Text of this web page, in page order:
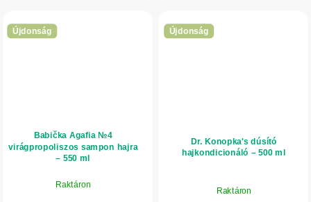
Újdonság
Babička Agafia №4
virágpropoliszos sampon hajra
– 550 ml
Raktáron
Újdonság
Dr. Konopka's dúsító
hajkondicionáló – 500 ml
Raktáron